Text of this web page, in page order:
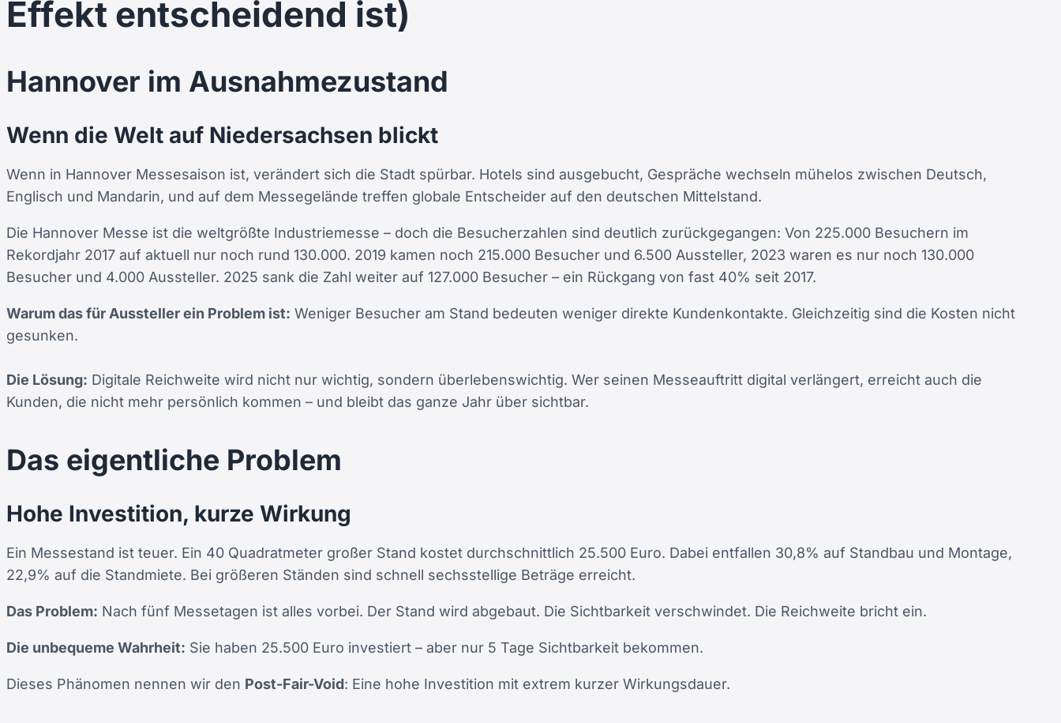
Effekt entscheidend ist)
Hannover im Ausnahmezustand
Wenn die Welt auf Niedersachsen blickt
Wenn in Hannover Messesaison ist, verändert sich die Stadt spürbar. Hotels sind ausgebucht, Gespräche wechseln mühelos zwischen Deutsch,
Englisch und Mandarin, und auf dem Messegelände treffen globale Entscheider auf den deutschen Mittelstand.
Die Hannover Messe ist die weltgrößte Industriemesse – doch die Besucherzahlen sind deutlich zurückgegangen: Von 225.000 Besuchern im
Rekordjahr 2017 auf aktuell nur noch rund 130.000. 2019 kamen noch 215.000 Besucher und 6.500 Aussteller, 2023 waren es nur noch 130.000
Besucher und 4.000 Aussteller. 2025 sank die Zahl weiter auf 127.000 Besucher – ein Rückgang von fast 40% seit 2017.
Warum das für Aussteller ein Problem ist: Weniger Besucher am Stand bedeuten weniger direkte Kundenkontakte. Gleichzeitig sind die Kosten nicht
gesunken.
Die Lösung: Digitale Reichweite wird nicht nur wichtig, sondern überlebenswichtig. Wer seinen Messeauftritt digital verlängert, erreicht auch die
Kunden, die nicht mehr persönlich kommen – und bleibt das ganze Jahr über sichtbar.
Das eigentliche Problem
Hohe Investition, kurze Wirkung
Ein Messestand ist teuer. Ein 40 Quadratmeter großer Stand kostet durchschnittlich 25.500 Euro. Dabei entfallen 30,8% auf Standbau und Montage,
22,9% auf die Standmiete. Bei größeren Ständen sind schnell sechsstellige Beträge erreicht.
Das Problem: Nach fünf Messetagen ist alles vorbei. Der Stand wird abgebaut. Die Sichtbarkeit verschwindet. Die Reichweite bricht ein.
Die unbequeme Wahrheit: Sie haben 25.500 Euro investiert – aber nur 5 Tage Sichtbarkeit bekommen.
Dieses Phänomen nennen wir den Post-Fair-Void: Eine hohe Investition mit extrem kurzer Wirkungsdauer.